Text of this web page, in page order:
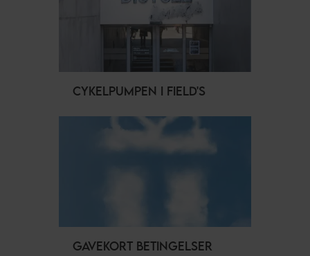
CYKELPUMPEN I FIELD'S
GAVEKORT BETINGELSER